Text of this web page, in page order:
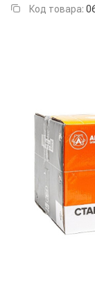
Код товара: